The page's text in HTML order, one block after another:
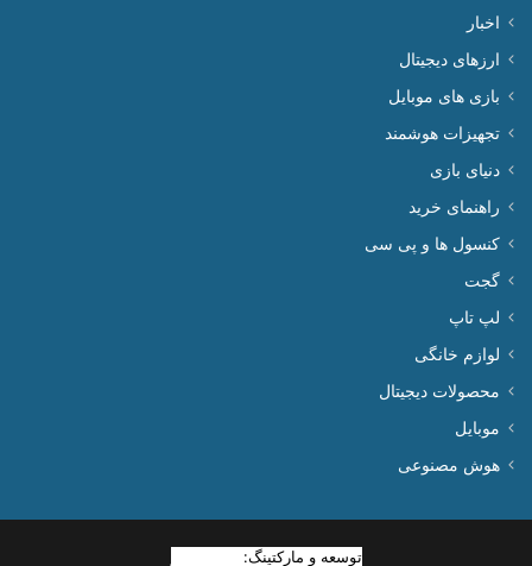
اخبار
ارزهای دیجیتال
بازی های موبایل
تجهیزات هوشمند
دنیای بازی
راهنمای خرید
کنسول ها و پی سی
گجت
لپ تاپ
لوازم خانگی
محصولات دیجیتال
موبایل
هوش مصنوعی
توسعه و مارکتینگ: